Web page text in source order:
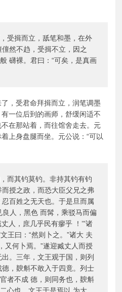
受揖而立，舐笔和墨，在外
然不趋，受揖不立，因之
礴裸。君曰：“可矣，是真画
，受君命拜揖而立，润笔调墨
一位后到的画师，舒缓闲适不
在那站着，而往馆舍走去。元
上身盘腿而坐。元公说：“可以
而其钓莫钓。非持其钓有钓
授之政，而恐大臣父兄之弗
百姓之无天也。于是旦而属
良人，黑色 而髯，乘驳马而偏
人，庶几乎民有瘳乎 ！’”诸
王曰：“然则卜之。”诸大 夫
又何卜焉。”遂迎臧丈人而授
。三年，文王观于国，则列
，斔斛不敢入于四竟。列士
者不成 德，则同务也，斔斛
心也。文王于是焉以 为大